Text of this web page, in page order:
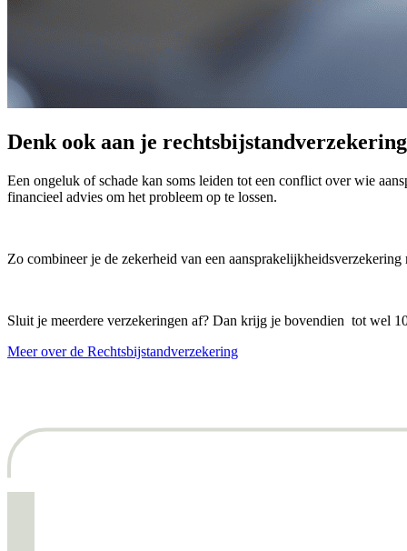
Denk ook aan je rechtsbijstandverzekering
Een ongeluk of schade kan soms leiden tot een conflict over wie
financieel advies om het probleem op te lossen.
Zo combineer je de zekerheid van een
Sluit je meerdere verzekeringen af? Dan krijg je bovendien tot wel
Meer over de Rechtsbijstandverzekering